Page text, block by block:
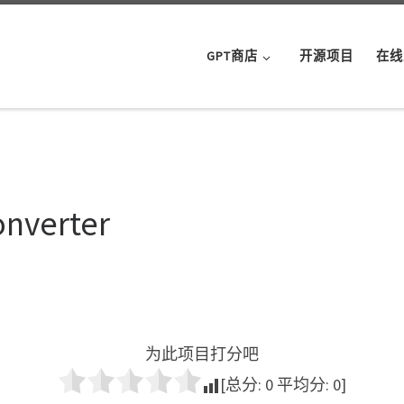
GPT商店 开源项目 在
为此项目打分吧
[总分: 0 平均分: 0]